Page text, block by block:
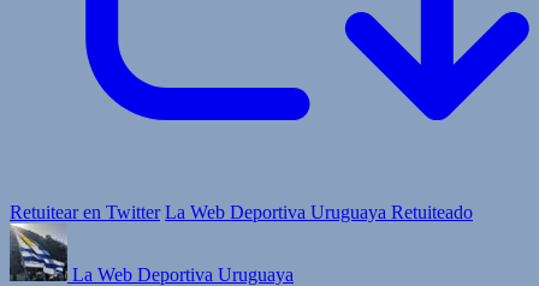
Retuitear en Twitter La Web Deportiva Uruguaya Retuiteado
La Web Deportiva Uruguaya